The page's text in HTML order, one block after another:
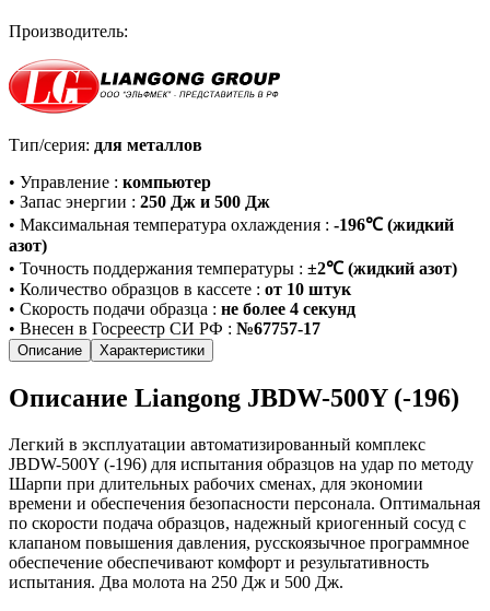
Производитель:
Тип/серия: для металлов
• Управление : компьютер
• Запас энергии : 250 Дж и 500 Дж
• Максимальная температура охлаждения : -196℃ (жидкий
азот)
• Точность поддержания температуры : ±2℃ (жидкий азот)
• Количество образцов в кассете : от 10 штук
• Скорость подачи образца : не более 4 секунд
• Внесен в Госреестр СИ РФ : №67757-17
Описание Характеристики
Описание Liangong JBDW-500Y (-196)
Легкий в эксплуатации автоматизированный комплекс
JBDW-500Y (-196) для испытания образцов на удар по методу
Шарпи при длительных рабочих сменах, для экономии
времени и обеспечения безопасности персонала. Оптимальная
по скорости подача образцов, надежный криогенный сосуд с
клапаном повышения давления, русскоязычное программное
обеспечение обеспечивают комфорт и результативность
испытания. Два молота на 250 Дж и 500 Дж.